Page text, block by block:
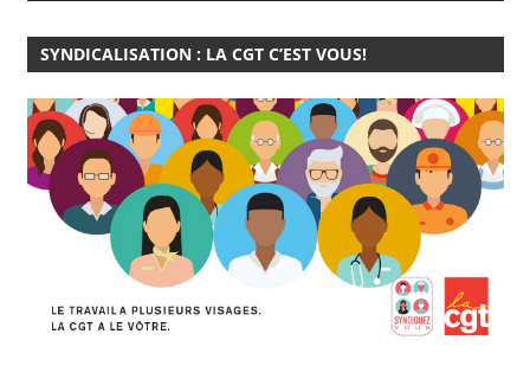
SYNDICALISATION : LA CGT C’EST VOUS!